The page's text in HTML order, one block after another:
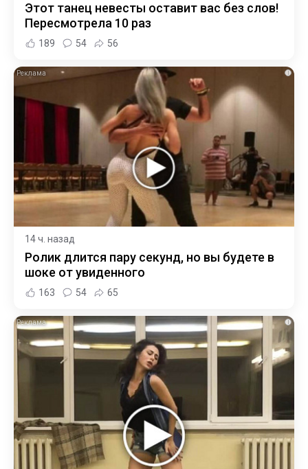
Этот танец невесты оставит вас без слов!
Пересмотрела 10 раз
189 54 56
i
14 ч. назад
Ролик длится пару секунд, но вы будете в
шоке от увиденного
163 54 65
i